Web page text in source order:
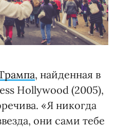
, найденная в
Hollywood (2005),
«Я никогда
они сами тебе